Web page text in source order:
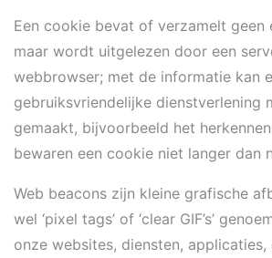
Een cookie bevat of verzamelt geen
maar wordt uitgelezen door een
webbrowser; met de informatie kan
gebruiksvriendelijke dienstverlening
gemaakt, bijvoorbeeld het
bewaren een cookie niet langer dan
Web beacons zijn kleine grafische
wel ‘pixel tags’ of ‘clear GIF’s’
onze websites, diensten,